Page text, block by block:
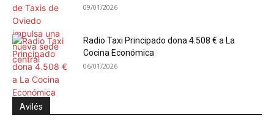
09/01/2026
Radio Taxi Principado dona 4.508 € a La
Cocina Económica
06/01/2026
Avilés